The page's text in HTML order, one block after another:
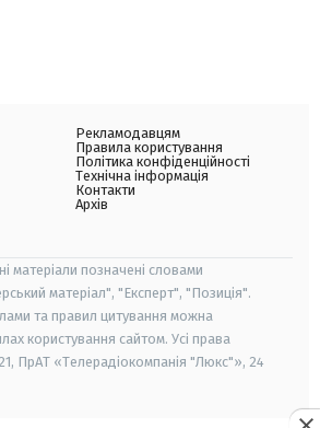
Рекламодавцям
Правила користування
Політика конфіденційності
Технічна інформація
Контакти
Архів
матеріали позначені словами
матеріал", "Експерт", "Позиція".
та правил цитування можна
користування сайтом. Усі права
ПрАТ «Телерадіокомпанія "Люкс"», 24